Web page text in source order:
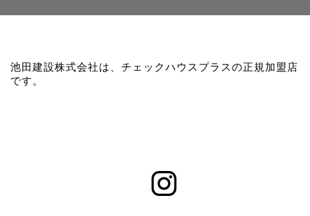
池田建設株式会社は、チェックハウスプラスの正規加盟店
です。